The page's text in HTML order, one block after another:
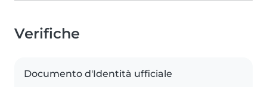
Verifiche
Documento d'Identità ufficiale